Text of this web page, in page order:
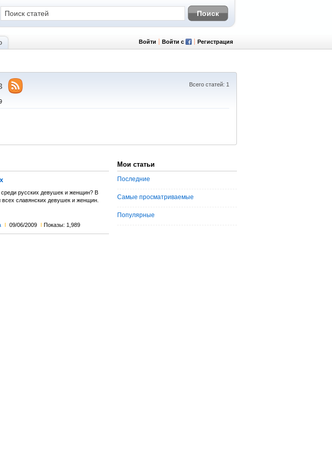
Войти Войти с Регистрация
Всего статей: 1
русских девушек и женщин? В
всех славянских девушек и женщин.
l 09/06/2009 l Показы: 1,989
Мои статьи
Последние
Самые просматриваемые
Популярные